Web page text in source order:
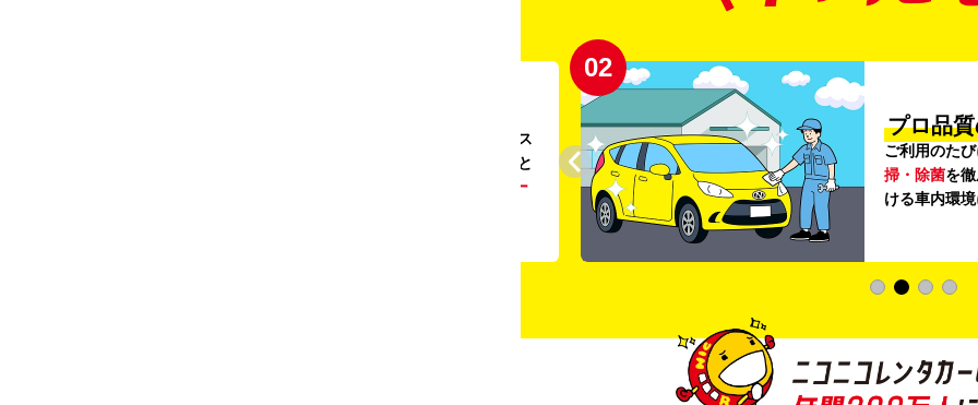
。ガソリンス
タンドや整備工場の既存インフラを活用すること
リー
02
プロ品
ご利用のた
掃・除菌を
ける車内環